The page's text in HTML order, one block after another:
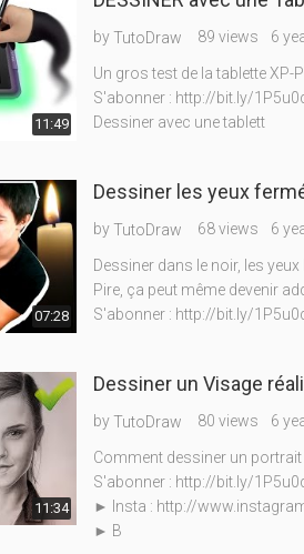
11:49
byTutoDraw 89 views 6
Un gros test de la tablette XP-
S'abonner : http://bit.ly/
Dessiner avec une tablett
07:28
Dessiner les yeux
byTutoDraw 68 views 6
Dessiner dans le noir, les
Pire, ça peut même devenir
S'abonner : http://bit.ly/
11:34
Dessiner un Visage
byTutoDraw 80 views 6
Comment dessiner un portrait
S'abonner : http://bit.ly/
► Insta : http://
► B